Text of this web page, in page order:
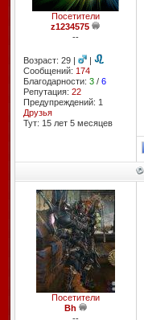
Посетители
z1234575
--
Возраст: 29 |
|
Сообщений: 174
Благодарности: 3/ 6
Репутация: 22
Предупреждений: 1
Друзья
Тут: 15 лет 5 месяцев
Посетители
Bh